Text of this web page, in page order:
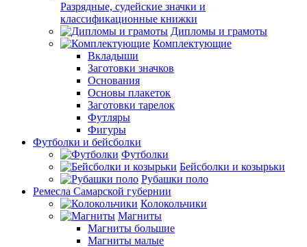
Разрядные, судейские значки и
классификационные книжки
Дипломы и грамоты
Комплектующие
Вкладыши
Заготовки значков
Основания
Основы плакеток
Заготовки тарелок
Футляры
Фигуры
Футболки и бейсболки
Футболки
Бейсболки и козырьки
Рубашки поло
Ремесла Самарской губернии
Колокольчики
Магниты
Магниты большие
Магниты малые